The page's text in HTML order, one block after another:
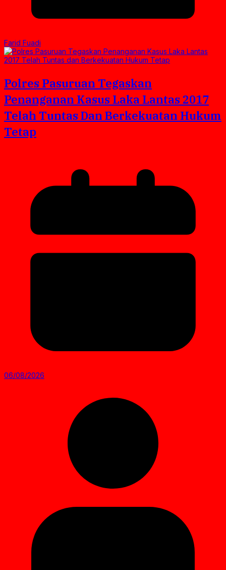
Farid Fuadi
Polres Pasuruan Tegaskan
Penanganan Kasus Laka Lantas 2017
Telah Tuntas Dan Berkekuatan Hukum
Tetap
06/08/2026